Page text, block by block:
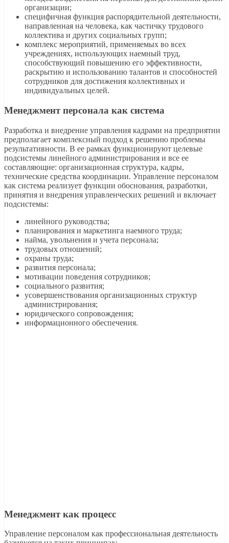
организации;
специфичная функция распорядительной деятельности,
направленная на человека, как частичку трудового
коллектива и других социальных групп;
комплекс мероприятий, применяемых во всех
учреждениях, использующих наемный труд,
способствующий повышению его эффективности,
раскрытию и использованию талантов и способностей
сотрудников для достижения коллективных и
индивидуальных целей.
Менеджмент персонала как система
Разработка и внедрение управления кадрами на предприятии
предполагает комплексный подход к решению проблемы
результативности. В ее рамках функционируют целевые
подсистемы линейного администрирования и все ее
составляющие: организационная структура, кадры,
технические средства координации. Управление персоналом
как система реализует функции обоснования, разработки,
принятия и внедрения управленческих решений и включает
подсистемы:
линейного руководства;
планирования и маркетинга наемного труда;
найма, увольнения и учета персонала;
трудовых отношений;
охраны труда;
развития персонала;
мотивации поведения сотрудников;
социального развития;
усовершенствования организационных структур
администрирования;
юридического сопровождения;
информационного обеспечения.
Менеджмент как процесс
Управление персоналом как профессиональная деятельность